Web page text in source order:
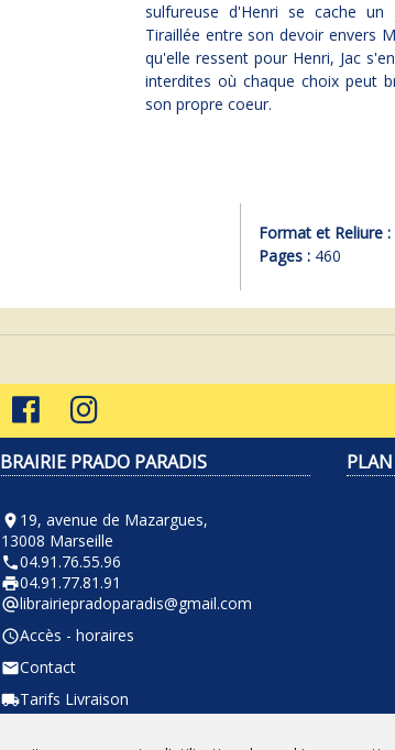
sulfureuse d'Henri se cache un
Tiraillée entre son devoir envers
qu'elle ressent pour Henri, Jac
interdites où chaque choix peut
son propre coeur.
Format et Reliure :
Pages :460
PRADO PARADIS
room 19, avenue de Mazargues,
13008 Marseille
phone04.91.76.55.96
local_printshop04.91.77.81.91
alternate_emaillibrairiepradoparadis@gmail.com
query_builderAccès - horaires
emailContact
local_shippingTarifs Livraison
PLAN